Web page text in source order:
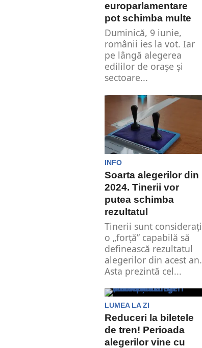
europarlamentare
pot schimba multe
Duminică, 9 iunie,
românii ies la vot. Iar
pe lângă alegerea
edililor de orașe și
sectoare...
INFO
Soarta alegerilor din
2024. Tinerii vor
putea schimba
rezultatul
Tinerii sunt considerați
o „forță” capabilă să
definească rezultatul
alegerilor din acest an.
Asta prezintă cel...
LUMEA LA ZI
Reduceri la biletele
de tren! Perioada
alegerilor vine cu